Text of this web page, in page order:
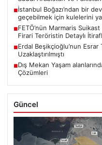
■İstanbul Boğazı’ndan bir
geçebilmek için kulelerini
■FETÖ’nün Marmaris Suikast
Firari Teröristin Detaylı
■Erdal Beşikçioğlu’nun
Uzaklaştırılmıştı
■Dış Mekan Yaşam
Çözümleri
Güncel